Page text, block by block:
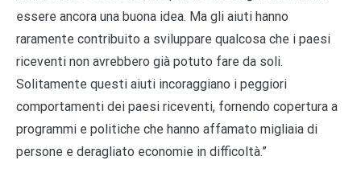
essere ancora una buona idea. Ma gli aiuti hanno
raramente contribuito a sviluppare qualcosa che i paesi
riceventi non avrebbero già potuto fare da soli.
Solitamente questi aiuti incoraggiano i peggiori
comportamenti dei paesi riceventi, fornendo copertura a
programmi e politiche che hanno affamato migliaia di
persone e deragliato economie in difficoltà.”